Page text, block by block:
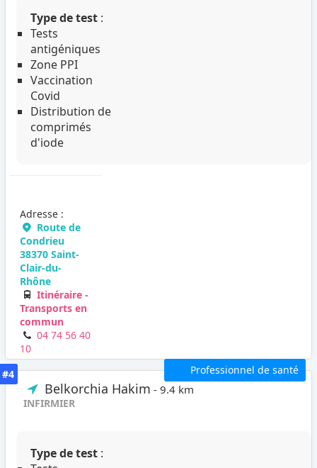
Type de test :
Tests
antigéniques
Zone PPI
Vaccination
Covid
Distribution de
comprimés
d'iode
Adresse :
Route de
Condrieu
38370 Saint-
Clair-du-
Rhône
Itinéraire -
Transports en
commun
04 74 56 40
10
Professionnel de santé
#4
Belkorchia Hakim - 9.4 km
INFIRMIER
Type de test :